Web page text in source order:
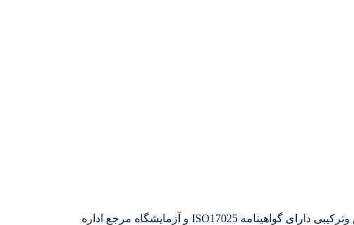
تولید کننده و تامین کننده گازهای خالص وترکیبی دارای گواهینامه ISO17025 و آزمایشگاه مرجع اداره